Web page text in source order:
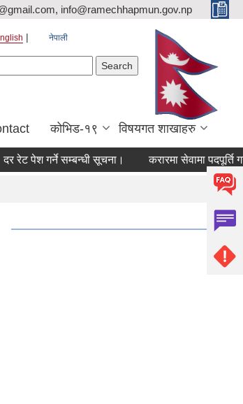
info@ramechhapmun.gov.np
नेपाली
कोभिड-१९ विषयगत शाखाहरु
पेश गर्ने सम्बन्धी सूचना। करारमा सेवामा पदपूर्ति गर्ने